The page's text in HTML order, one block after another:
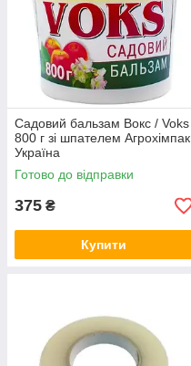
Садовий бальзам Вокс / Voks
800 г зі шпателем Агрохімпак
Україна
Готово до відправки
375 ₴
Купити